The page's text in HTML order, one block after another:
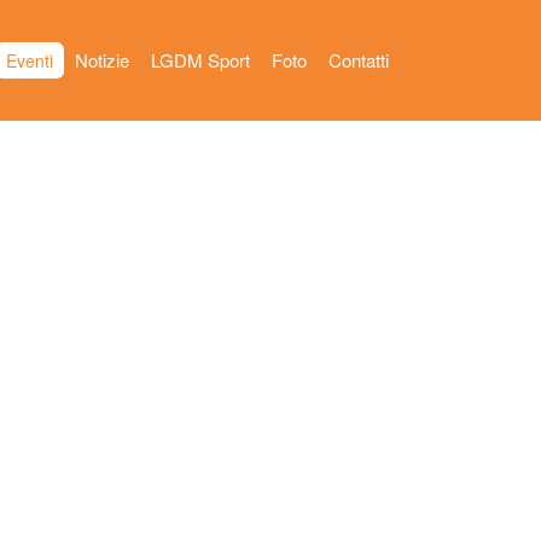
Eventi Notizie LGDM Sport Foto Contatti